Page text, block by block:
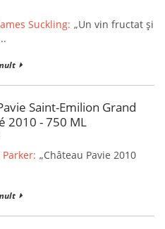
Suckling: „Un vin fructat și
Saint-Emilion Grand
2010 - 750 ML
„Château Pavie 2010